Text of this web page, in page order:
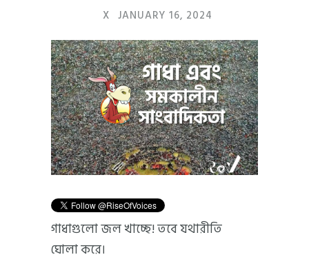
X JANUARY 16, 2024
গাধাগুলো জল খাচ্ছে! তবে যথারীতি
ঘোলা করে।